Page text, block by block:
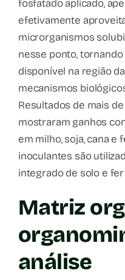
fosfatado aplicado,
efetivamente
microrganismos
nesse ponto,
disponível na região
mecanismos
Resultados de mais
mostraram ganhos
em milho, soja, cana e
inoculantes são
integrado de solo e
Matriz
análise